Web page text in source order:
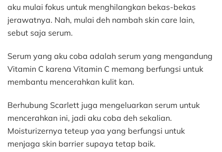
aku mulai fokus untuk menghilangkan bekas-bekas
jerawatnya. Nah, mulai deh nambah skin care lain,
sebut saja serum.
Serum yang aku coba adalah serum yang mengandung
Vitamin C karena Vitamin C memang berfungsi untuk
membantu mencerahkan kulit kan.
Berhubung Scarlett juga mengeluarkan serum untuk
mencerahkan ini, jadi aku coba deh sekalian.
Moisturizernya teteup yaa yang berfungsi untuk
menjaga skin barrier supaya tetap baik.